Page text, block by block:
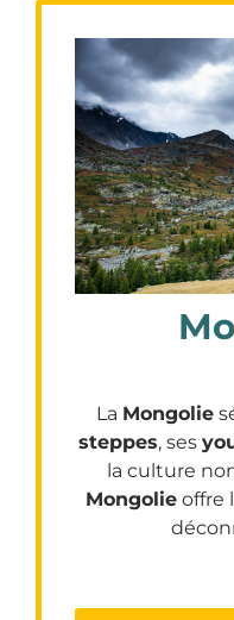
La Mongolie
steppes, ses
la culture
Mongolie offre